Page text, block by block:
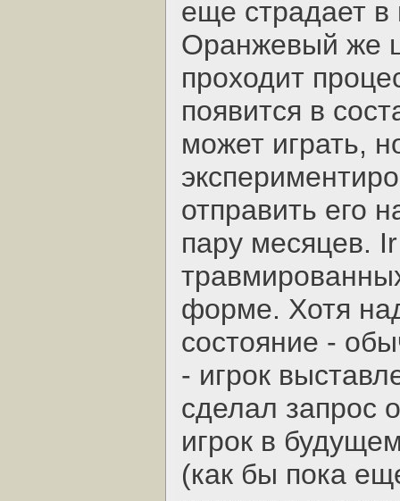
еще страдает в
Оранжевый же
проходит
появится в
может играть,
отправить его
пару месяцев.
форме. Хотя
состояние -
- игрок
сделал запрос
игрок в
(как бы пока